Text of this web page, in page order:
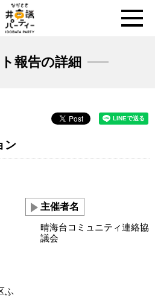
報告の詳細
ン
ふ
主催者名
晴海台コミュニティ連絡協
議会